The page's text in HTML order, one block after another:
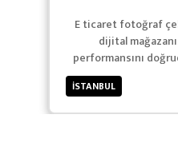
E ticaret fotoğraf
dijital
performansını
en önemli unsurların
İSTANBUL